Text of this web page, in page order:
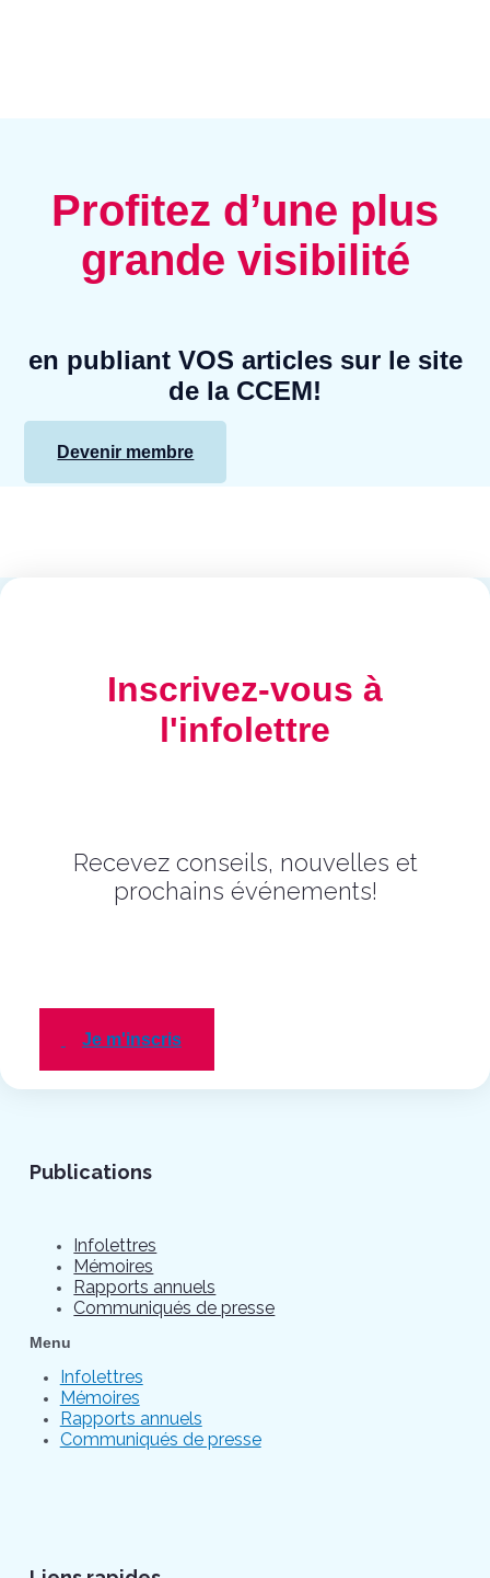
Profitez d’une plus
grande visibilité
en publiant VOS articles sur le site
de la CCEM!
Devenir membre
Inscrivez-vous à
l'infolettre
Recevez conseils, nouvelles et
prochains événements!
Je m'inscris
Publications
Infolettres
Mémoires
Rapports annuels
Communiqués de presse
Menu
Infolettres
Mémoires
Rapports annuels
Communiqués de presse